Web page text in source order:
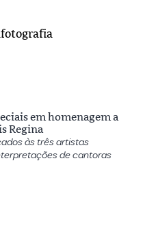
em homenagem a
Regina
às três artistas
de cantoras